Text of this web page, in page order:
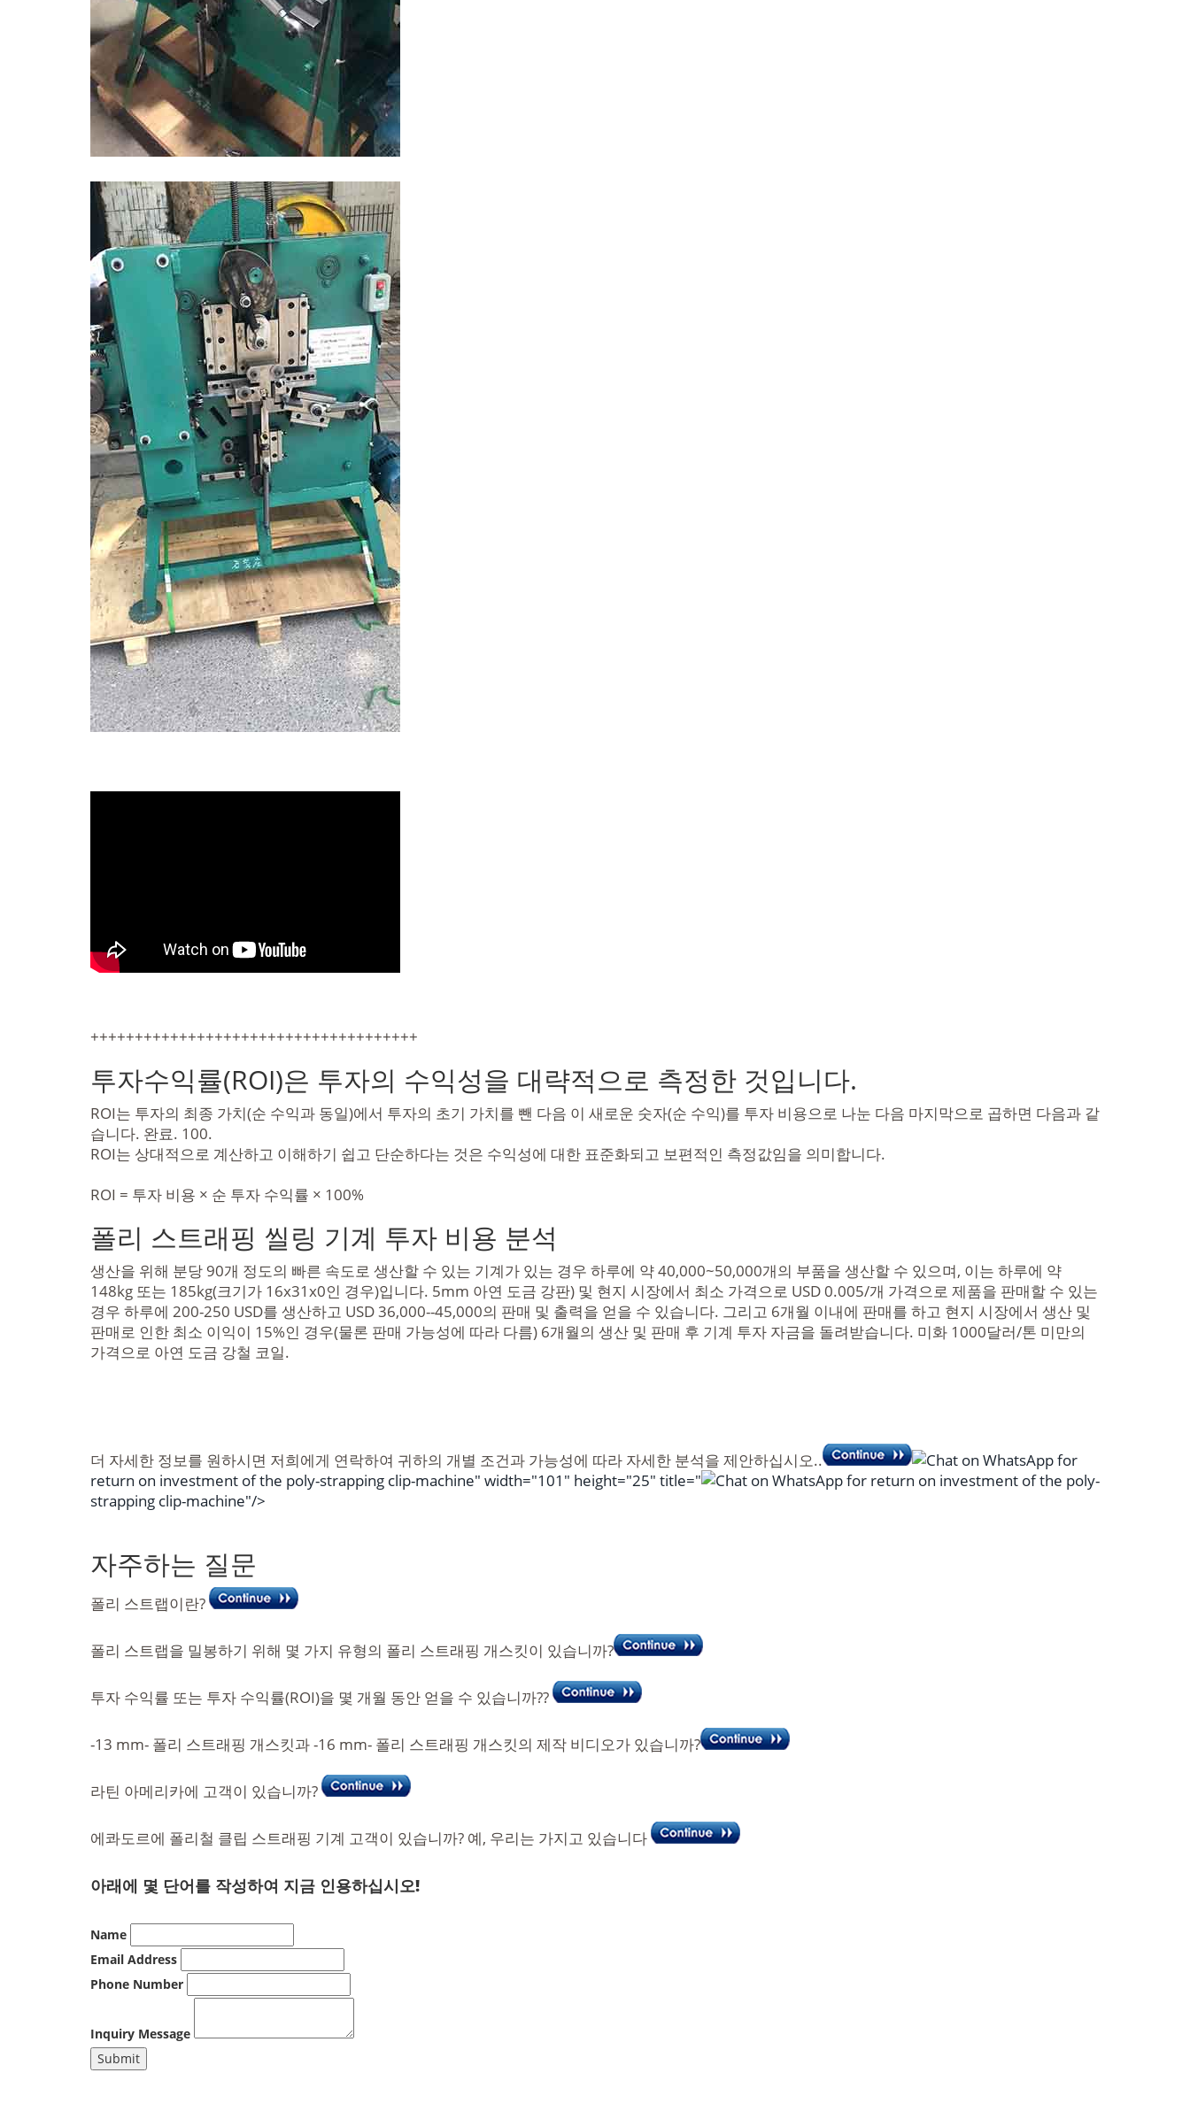
+++++++++++++++++++++++++++++++++++++
투자수익률(ROI)은 투자의 수익성을 대략적으로 측정한 것입니다.
ROI는 투자의 최종 가치(순 수익과 동일)에서 투자의 초기 가치를 뺀 다음 이 새로운 숫자(순 수익)를 투자 비용으로 나눈 다음 마지막으로 곱하면 다음과 같
습니다. 완료. 100.
ROI는 상대적으로 계산하고 이해하기 쉽고 단순하다는 것은 수익성에 대한 표준화되고 보편적인 측정값임을 의미합니다.
ROI = 투자 비용 × 순 투자 수익률 × 100%
폴리 스트래핑 씰링 기계 투자 비용 분석
생산을 위해 분당 90개 정도의 빠른 속도로 생산할 수 있는 기계가 있는 경우 하루에 약 40,000~50,000개의 부품을 생산할 수 있으며, 이는 하루에 약
148kg 또는 185kg(크기가 16x31x0인 경우)입니다. 5mm 아연 도금 강판) 및 현지 시장에서 최소 가격으로 USD 0.005/개 가격으로 제품을 판매할 수 있는
경우 하루에 200-250 USD를 생산하고 USD 36,000--45,000의 판매 및 출력을 얻을 수 있습니다. 그리고 6개월 이내에 판매를 하고 현지 시장에서 생산 및
판매로 인한 최소 이익이 15%인 경우(물론 판매 가능성에 따라 다름) 6개월의 생산 및 판매 후 기계 투자 자금을 돌려받습니다. 미화 1000달러/톤 미만의
가격으로 아연 도금 강철 코일.
더 자세한 정보를 원하시면 저희에게 연락하여 귀하의 개별 조건과 가능성에 따라 자세한 분석을 제안하십시오..
for
return on investment of the poly-strapping clip-machine" width="101" height="25" title="
for return on investment of the poly-
strapping clip-machine"/>
자주하는 질문
폴리 스트랩이란?
폴리 스트랩을 밀봉하기 위해 몇 가지 유형의 폴리 스트래핑 개스킷이 있습니까?
투자 수익률 또는 투자 수익률(ROI)을 몇 개월 동안 얻을 수 있습니까??
-13 mm- 폴리 스트래핑 개스킷과 -16 mm- 폴리 스트래핑 개스킷의 제작 비디오가 있습니까?
라틴 아메리카에 고객이 있습니까?
에콰도르에 폴리철 클립 스트래핑 기계 고객이 있습니까? 예, 우리는 가지고 있습니다
아래에 몇 단어를 작성하여 지금 인용하십시오!
Name
Email Address
Phone Number
Inquiry Message
Submit